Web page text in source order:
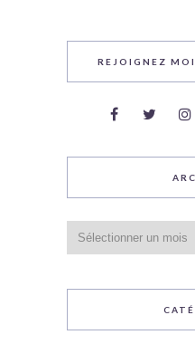
REJOIGNEZ MOI